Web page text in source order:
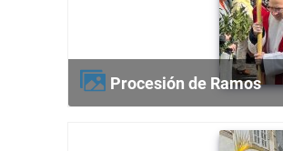
Procesión de Ramos